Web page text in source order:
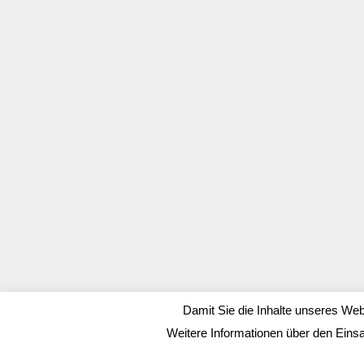
Damit Sie die Inhalte unseres
Weitere Informationen über den